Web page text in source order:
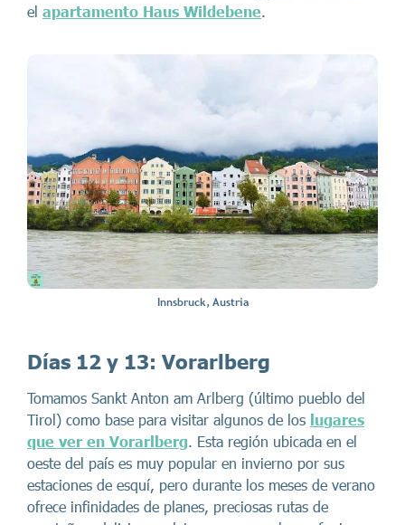
el apartamento Haus Wildebene.
Innsbruck, Austria
Días 12 y 13: Vorarlberg
Tomamos Sankt Anton am Arlberg (último pueblo del
Tirol) como base para visitar algunos de los lugares
que ver en Vorarlberg. Esta región ubicada en el
oeste del país es muy popular en invierno por sus
estaciones de esquí, pero durante los meses de verano
ofrece infinidades de planes, preciosas rutas de